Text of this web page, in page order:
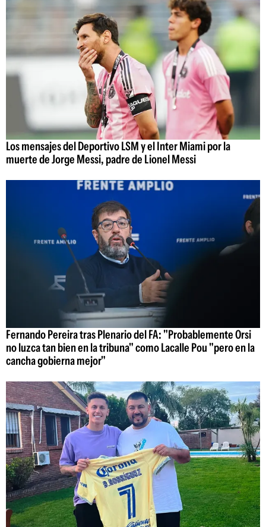
Los mensajes del Deportivo LSM y el Inter Miami por la
muerte de Jorge Messi, padre de Lionel Messi
Fernando Pereira tras Plenario del FA: "Probablemente Orsi
no luzca tan bien en la tribuna" como Lacalle Pou "pero en la
cancha gobierna mejor"